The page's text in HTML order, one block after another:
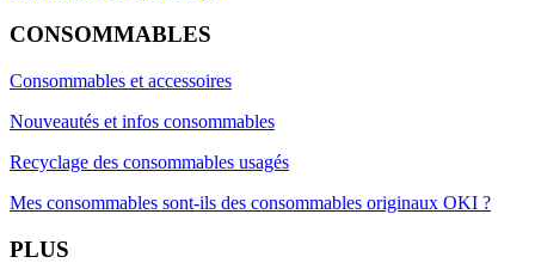
CONSOMMABLES
Consommables et accessoires
Nouveautés et infos consommables
Recyclage des consommables usagés
Mes consommables sont-ils des consommables originaux OKI ?
PLUS